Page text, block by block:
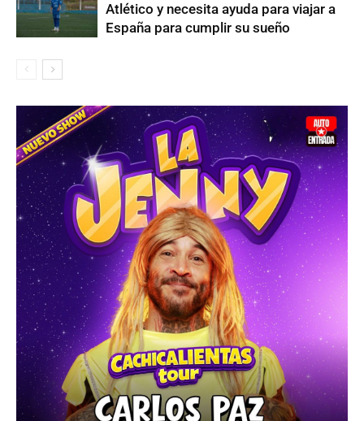
Atlético y necesita ayuda para viajar a
España para cumplir su sueño